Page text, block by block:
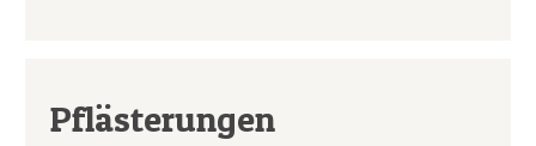
Pflästerungen